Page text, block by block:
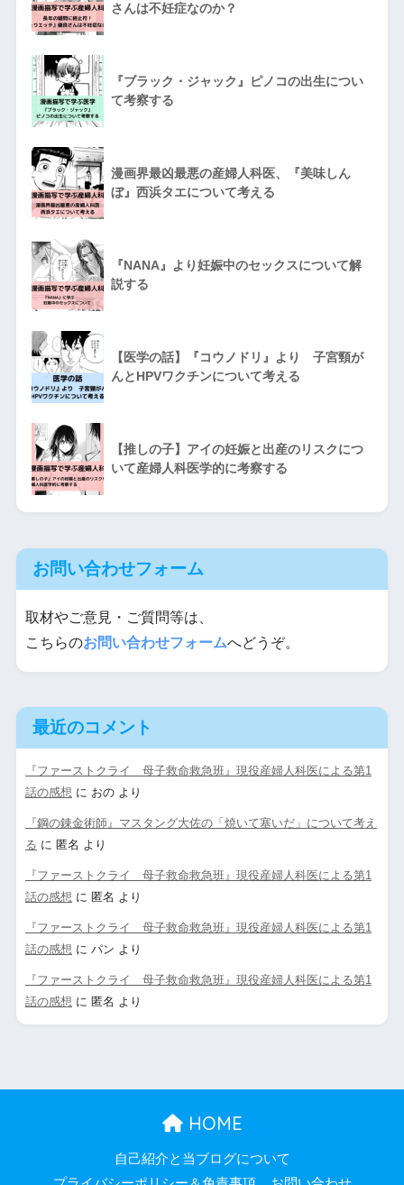
さんは不妊症なのか？
『ブラック・ジャック』ピノコの出生につい
て考察する
漫画界最凶最悪の産婦人科医、『美味しん
ぼ』西浜タエについて考える
『NANA』より妊娠中のセックスについて解
説する
【医学の話】『コウノドリ』より 子宮頸が
んとHPVワクチンについて考える
【推しの子】アイの妊娠と出産のリスクにつ
いて産婦人科医学的に考察する
お問い合わせフォーム
取材やご意見・ご質問等は、
こちらのお問い合わせフォームへどうぞ。
最近のコメント
『ファーストクライ 母子救命救急班』現役産婦人科医による第1
話の感想 に おのより
『鋼の錬金術師』マスタング大佐の「焼いて塞いだ」について考え
る に 匿名 より
『ファーストクライ 母子救命救急班』現役産婦人科医による第1
話の感想 に 匿名 より
『ファーストクライ 母子救命救急班』現役産婦人科医による第1
話の感想 に パン より
『ファーストクライ 母子救命救急班』現役産婦人科医による第1
話の感想 に 匿名 より
HOME
自己紹介と当ブログについて